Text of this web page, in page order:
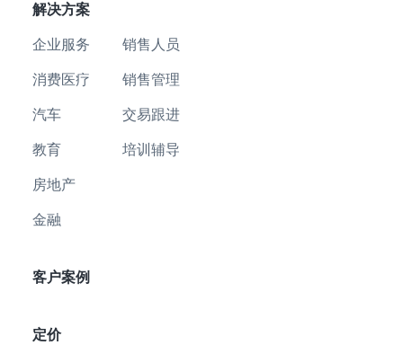
解决方案
企业服务
消费医疗
汽车
教育
房地产
金融
销售人员
销售管理
交易跟进
培训辅导
客户案例
定价